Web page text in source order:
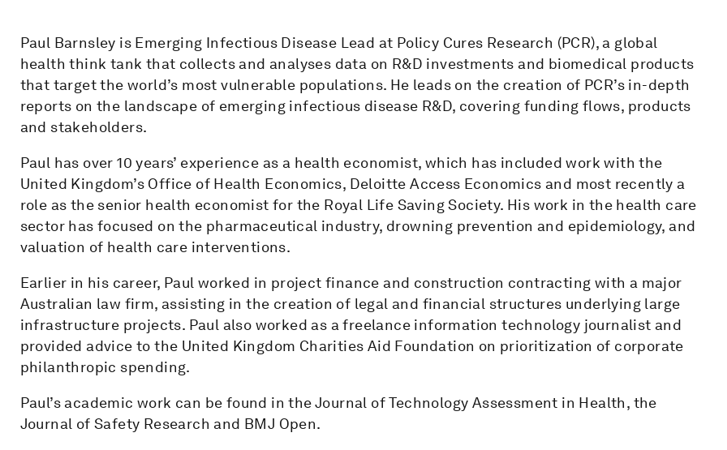
Paul Barnsley is Emerging Infectious Disease Lead at Policy Cures Research (PCR), a global
health think tank that collects and analyses data on R&D investments and biomedical products
that target the world’s most vulnerable populations. He leads on the creation of PCR’s in-depth
reports on the landscape of emerging infectious disease R&D, covering funding flows, products
and stakeholders.
Paul has over 10 years’ experience as a health economist, which has included work with the
United Kingdom’s Office of Health Economics, Deloitte Access Economics and most recently a
role as the senior health economist for the Royal Life Saving Society. His work in the health care
sector has focused on the pharmaceutical industry, drowning prevention and epidemiology, and
valuation of health care interventions.
Earlier in his career, Paul worked in project finance and construction contracting with a major
Australian law firm, assisting in the creation of legal and financial structures underlying large
infrastructure projects. Paul also worked as a freelance information technology journalist and
provided advice to the United Kingdom Charities Aid Foundation on prioritization of corporate
philanthropic spending.
Paul’s academic work can be found in the Journal of Technology Assessment in Health, the
Journal of Safety Research and BMJ Open.